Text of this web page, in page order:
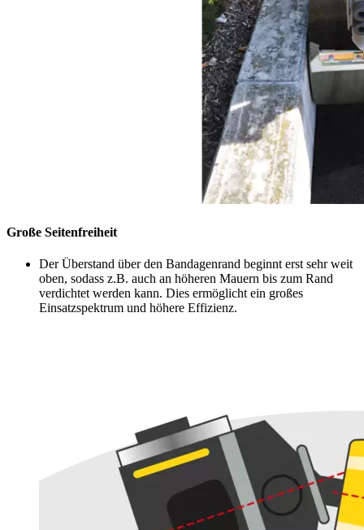
Große Seitenfreiheit
Der Überstand über den Bandagenrand beginnt erst sehr weit
oben, sodass z.B. auch an höheren Mauern bis zum Rand
verdichtet werden kann. Dies ermöglicht ein großes
Einsatzspektrum und höhere Effizienz.